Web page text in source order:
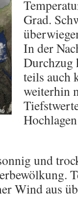
Grad.
In der
Durchzug
teils auch
weiterhin
und
Wind aus